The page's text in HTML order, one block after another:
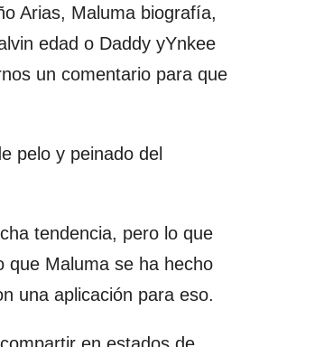
Arias, Maluma biografía,
edad o Daddy yYnkee
un comentario para que
pelo y peinado del
tendencia, pero lo que
que Maluma se ha hecho
una aplicación para eso.